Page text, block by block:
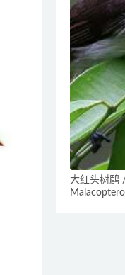
大红头树鹛